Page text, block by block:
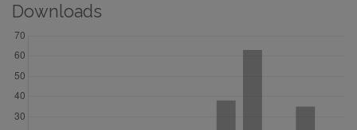
Downloads